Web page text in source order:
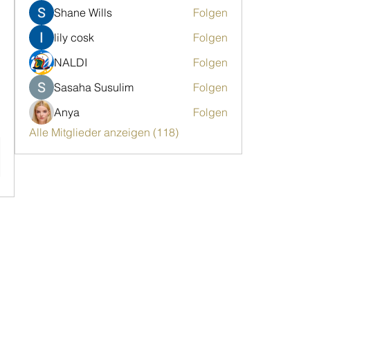
Shane Wills
Folgen
lily cosk
Folgen
NALDI
Folgen
Sasaha Susulim
Folgen
Anya
Folgen
Alle Mitglieder anzeigen (118)